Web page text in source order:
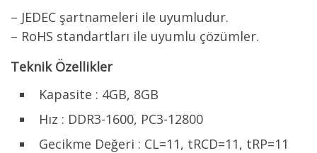
– JEDEC şartnameleri ile uyumludur.
– RoHS standartları ile uyumlu çözümler.
Teknik Özellikler
Kapasite : 4GB, 8GB
Hız : DDR3-1600, PC3-12800
Gecikme Değeri : CL=11, tRCD=11, tRP=11